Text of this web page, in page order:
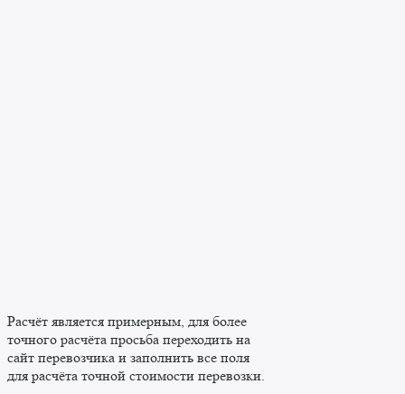
Расчёт является примерным, для более
точного расчёта просьба переходить на
сайт перевозчика и заполнить все поля
для расчёта точной стоимости перевозки.